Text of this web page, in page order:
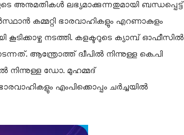
അനുമതികൾ ലഭ്യമാക്കുന്നതുമായി ബന്ധപ്പെട്ട്
കമ്മറ്റി ഭാരവാഹികളും എറണാകുളം
കൂടിക്കാഴ്ച നടത്തി. കളക്ടറുടെ ക്യാമ്പ് ഓഫീസിൽ
ആന്ത്രോത്ത് ദ്വീപിൽ നിന്നുള്ള കെ.പി
നിന്നുള്ള ഡോ. മുഹമ്മദ്
എംപിക്കൊപ്പം ചർച്ചയിൽ